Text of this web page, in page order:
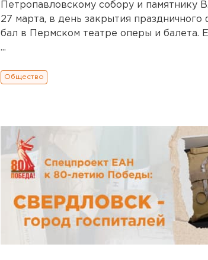
Петропавловскому собору и памятнику
27 марта, в день закрытия
бал в Пермском театре оперы и балета.
...
Общество